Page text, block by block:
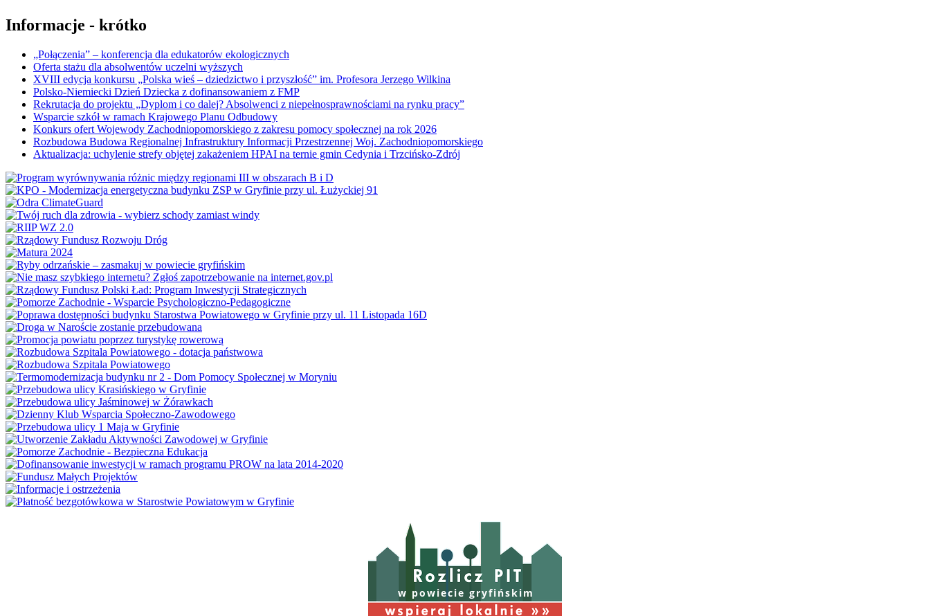
Informacje - krótko
„Połączenia” – konferencja dla edukatorów ekologicznych
Oferta stażu dla absolwentów uczelni wyższych
XVIII edycja konkursu „Polska wieś – dziedzictwo i przyszłość” im. Profesora Jerzego Wilkina
Polsko-Niemiecki Dzień Dziecka z dofinansowaniem z FMP
Rekrutacja do projektu „Dyplom i co dalej? Absolwenci z niepełnosprawnościami na rynku pracy”
Wsparcie szkół w ramach Krajowego Planu Odbudowy
Konkurs ofert Wojewody Zachodniopomorskiego z zakresu pomocy społecznej na rok 2026
Rozbudowa Budowa Regionalnej Infrastruktury Informacji Przestrzennej Woj. Zachodniopomorskiego
Aktualizacja: uchylenie strefy objętej zakażeniem HPAI na ternie gmin Cedynia i Trzcińsko-Zdrój
w powiecie gryfińskim